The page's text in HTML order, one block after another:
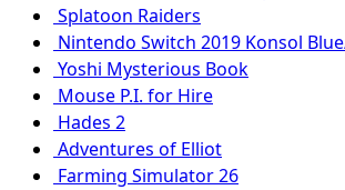
Splatoon Raiders
Nintendo Switch 2019 Konsol
Yoshi Mysterious Book
Mouse P.I. for Hire
Hades 2
Adventures of Elliot
Farming Simulator 26